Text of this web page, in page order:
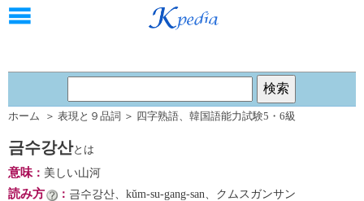
ホーム ＞ 表現と９品詞 ＞ 四字熟語、 韓国語能力試験5・6級
금수강산とは
意味： 美しい山河
読み方 ： 금수강산、kŭm-su-gang-san、クムスガンサン